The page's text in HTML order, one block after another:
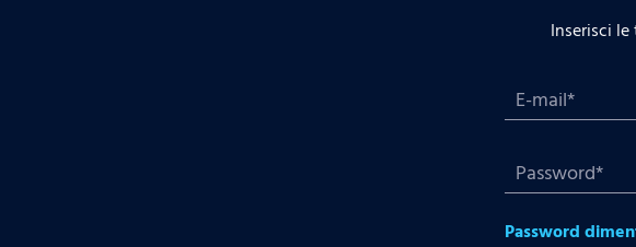
Inserisci le
Password